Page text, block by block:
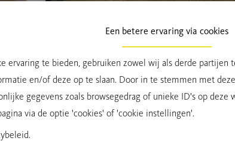
Een betere ervaring via cookies
ervaring te bieden, gebruiken zowel wij als derde partijen
en/of deze op te slaan. Door in te stemmen met
gegevens zoals browsegedrag of unieke ID's op
via de optie 'cookies' of 'cookie instellingen'.
.
2